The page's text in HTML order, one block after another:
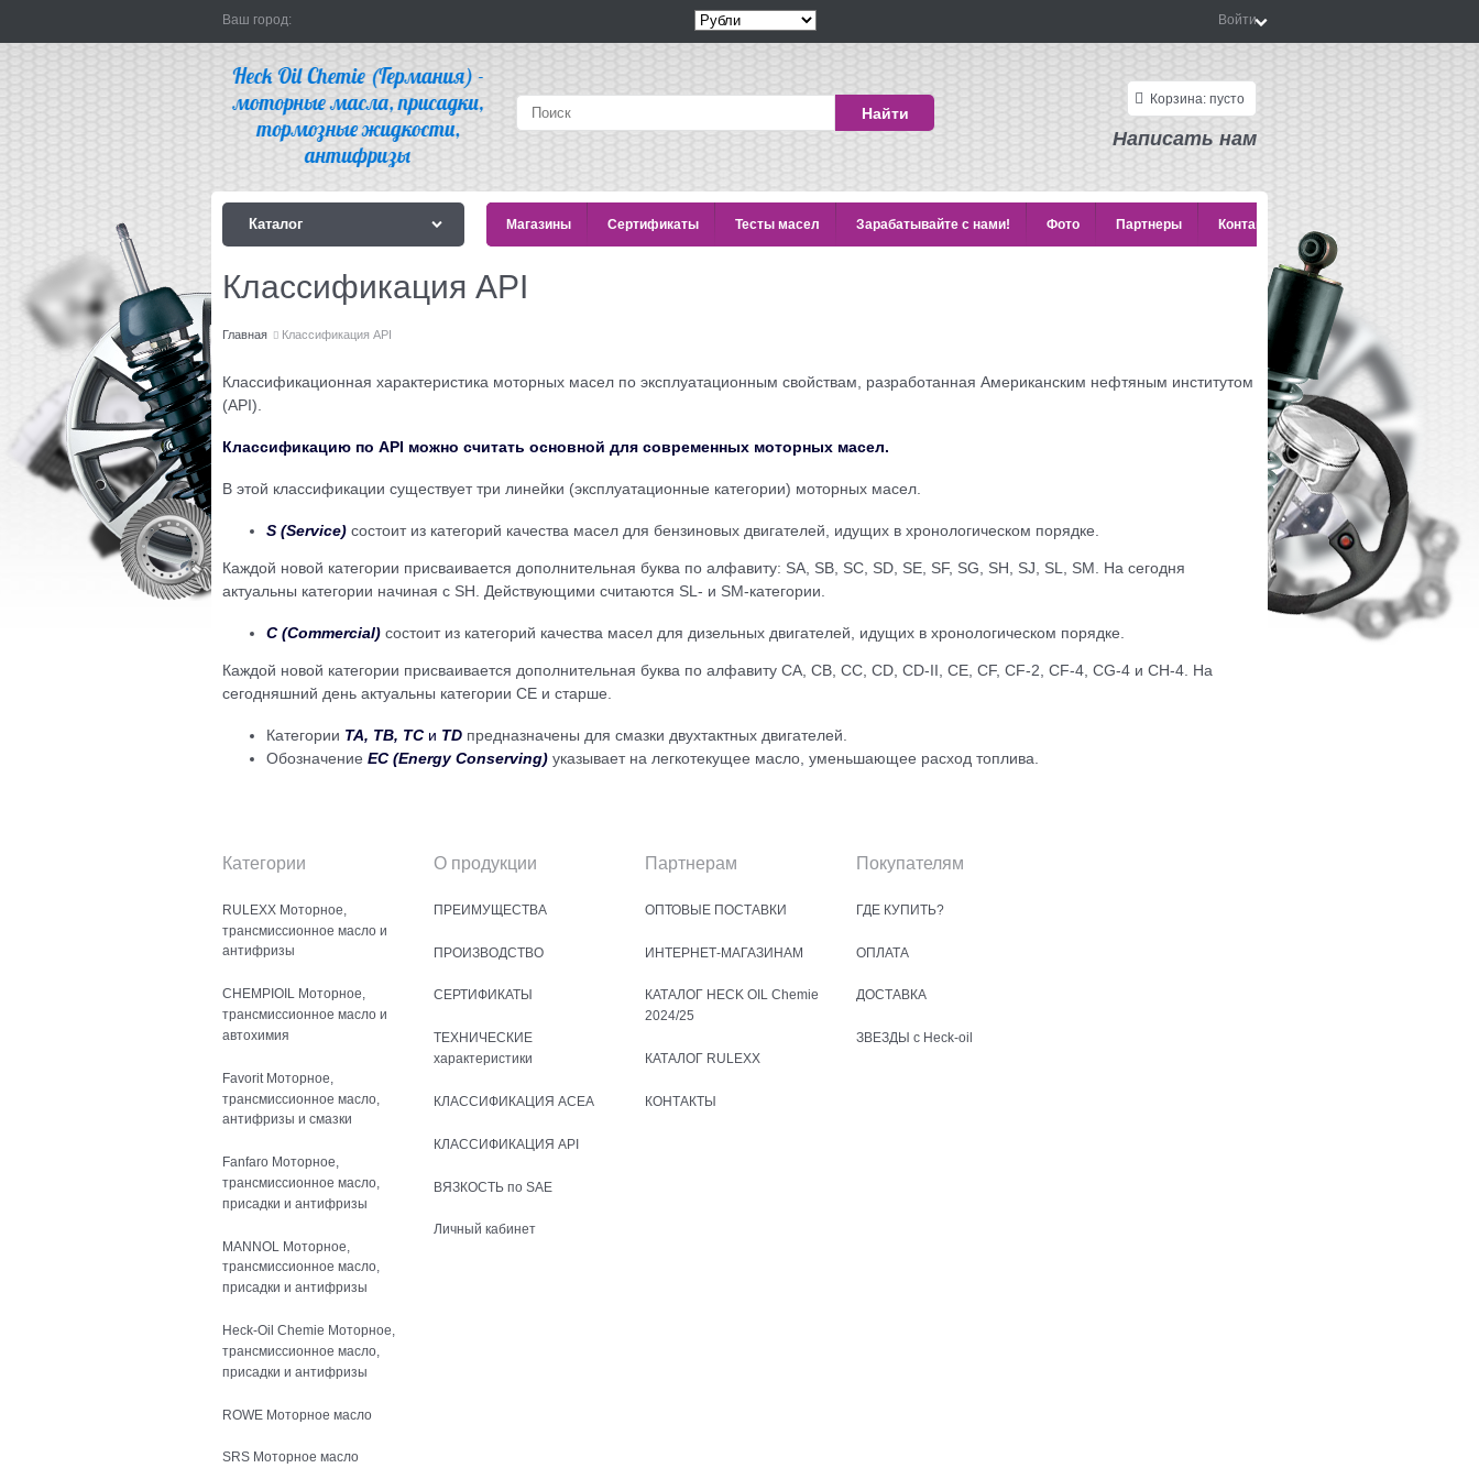
Ваш город: Войти
Найти
Корзина: пусто
Написать нам
Каталог Магазины Сертификаты Тесты масел Зарабатывайте с нами! Фото Партнеры Контакты
Классификация API
Главная Классификация API
Классификационная характеристика моторных масел по эксплуатационным свойствам, разработанная Американским нефтяным институтом
(API).
Классификацию по API можно считать основной для современных моторных масел.
В этой классификации существует три линейки (эксплуатационные категории) моторных масел.
S (Service) состоит из категорий качества масел для бензиновых двигателей, идущих в хронологическом порядке.
Каждой новой категории присваивается дополнительная буква по алфавиту: SA, SB, SC, SD, SE, SF, SG, SH, SJ, SL, SM. На сегодня
актуальны категории начиная с SH. Действующими считаются SL- и SM-категории.
C (Commercial) состоит из категорий качества масел для дизельных двигателей, идущих в хронологическом порядке.
Каждой новой категории присваивается дополнительная буква по алфавиту СA, СB, СC, СD, СD-II, CE, CF, CF-2, CF-4, CG-4 и CH-4. На
сегодняшний день актуальны категории CE и старше.
Категории TA, TB, TC и TD предназначены для смазки двухтактных двигателей.
Обозначение EC (Energy Conserving) указывает на легкотекущее масло, уменьшающее расход топлива.
Категории
RULEXX Моторное,
трансмиссионное масло и
антифризы
CHEMPIOIL Моторное,
трансмиссионное масло и
автохимия
Favorit Моторное,
трансмиссионное масло,
антифризы и смазки
Fanfaro Моторное,
трансмиссионное масло,
присадки и антифризы
MANNOL Моторное,
трансмиссионное масло,
присадки и антифризы
Heck-Oil Chemie Моторное,
трансмиссионное масло,
присадки и антифризы
ROWE Моторное масло
SRS Моторное масло
О продукции
ПРЕИМУЩЕСТВА
ПРОИЗВОДСТВО
СЕРТИФИКАТЫ
ТЕХНИЧЕСКИЕ
характеристики
КЛАССИФИКАЦИЯ ACEA
КЛАССИФИКАЦИЯ API
ВЯЗКОСТЬ по SAE
Личный кабинет
Партнерам
ОПТОВЫЕ ПОСТАВКИ
ИНТЕРНЕТ-МАГАЗИНАМ
КАТАЛОГ HECK OIL Chemie
2024/25
КАТАЛОГ RULEXX
КОНТАКТЫ
Покупателям
ГДЕ КУПИТЬ?
ОПЛАТА
ДОСТАВКА
ЗВЕЗДЫ с Heck-oil